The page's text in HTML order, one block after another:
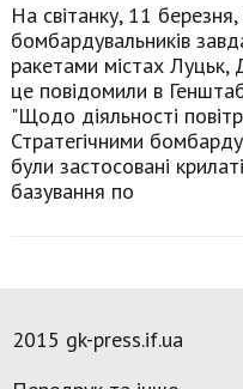
На світанку, 11 березня,
бомбардувальників
ракетами містах Луцьк,
це повідомили в
"Щодо діяльності
Стратегічними
були застосовані
базування по
2015 gk-press.if.ua